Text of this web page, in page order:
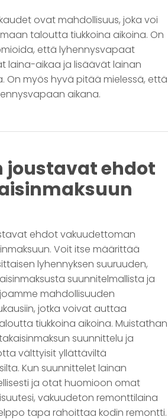
ovat mahdollisuus, joka voi
taloutta tiukkoina aikoina. On
että lyhennysvapaat
laina-aikaa ja lisäävät lainan
On myös hyvä pitää mielessä, että
aikana.
joustavat ehdot
ehdot vakuudettoman
Voit itse määrittää
lyhennyksen suuruuden,
suunnitelmallista ja
mahdollisuuden
jotka voivat auttaa
tiukkoina aikoina. Muistathan
suunnittelu ja
välttyisit yllättäviltä
Kun suunnittelet lainan
ja otat huomioon omat
vakuudeton remonttilaina
tapa rahoittaa kodin remontti.